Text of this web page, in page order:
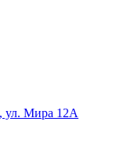
ул. Мира 12А